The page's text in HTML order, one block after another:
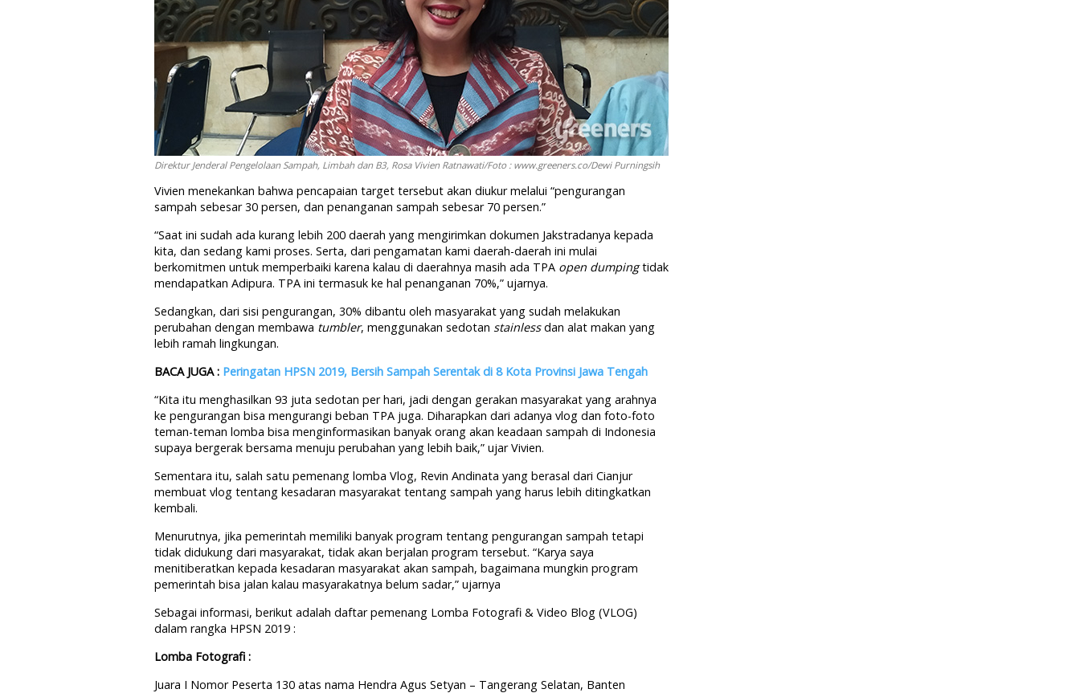
Direktur Jenderal Pengelolaan Sampah, Limbah dan B3, Rosa Vivien Ratnawati/Foto : www.greeners.co/Dewi Purningsih
Vivien menekankan bahwa pencapaian target tersebut akan diukur melalui “pengurangan
sampah sebesar 30 persen, dan penanganan sampah sebesar 70 persen.”
“Saat ini sudah ada kurang lebih 200 daerah yang mengirimkan dokumen Jakstradanya kepada
kita, dan sedang kami proses. Serta, dari pengamatan kami daerah-daerah ini mulai
berkomitmen untuk memperbaiki karena kalau di daerahnya masih ada TPA open dumpingtidak
mendapatkan Adipura. TPA ini termasuk ke hal penanganan 70%,” ujarnya.
Sedangkan, dari sisi pengurangan, 30% dibantu oleh masyarakat yang sudah melakukan
perubahan dengan membawa tumbler, menggunakan sedotan stainlessdan alat makan yang
lebih ramah lingkungan.
BACA JUGA : Peringatan HPSN 2019, Bersih Sampah Serentak di 8 Kota Provinsi Jawa Tengah
“Kita itu menghasilkan 93 juta sedotan per hari, jadi dengan gerakan masyarakat yang arahnya
ke pengurangan bisa mengurangi beban TPA juga. Diharapkan dari adanya vlog dan foto-foto
teman-teman lomba bisa menginformasikan banyak orang akan keadaan sampah di Indonesia
supaya bergerak bersama menuju perubahan yang lebih baik,” ujar Vivien.
Sementara itu, salah satu pemenang lomba Vlog, Revin Andinata yang berasal dari Cianjur
membuat vlog tentang kesadaran masyarakat tentang sampah yang harus lebih ditingkatkan
kembali.
Menurutnya, jika pemerintah memiliki banyak program tentang pengurangan sampah tetapi
tidak didukung dari masyarakat, tidak akan berjalan program tersebut. “Karya saya
menitiberatkan kepada kesadaran masyarakat akan sampah, bagaimana mungkin program
pemerintah bisa jalan kalau masyarakatnya belum sadar,” ujarnya
Sebagai informasi, berikut adalah daftar pemenang Lomba Fotografi & Video Blog (VLOG)
dalam rangka HPSN 2019 :
Lomba Fotografi :
Juara I Nomor Peserta 130 atas nama Hendra Agus Setyan – Tangerang Selatan, Banten